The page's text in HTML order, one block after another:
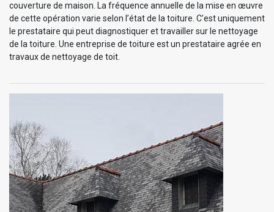
couverture de maison. La fréquence annuelle de la mise en œuvre
de cette opération varie selon l’état de la toiture. C’est uniquement
le prestataire qui peut diagnostiquer et travailler sur le nettoyage
de la toiture. Une entreprise de toiture est un prestataire agrée en
travaux de nettoyage de toit.